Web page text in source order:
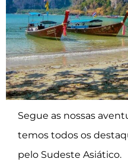
Segue as nossas
temos todos os
pelo Sudeste Asiático.